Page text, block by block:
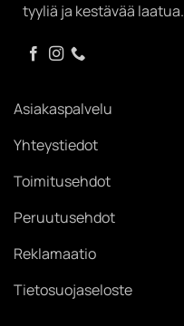
tyyliä ja kestävää laatua.
Asiakaspalvelu
Yhteystiedot
Toimitusehdot
Peruutusehdot
Reklamaatio
Tietosuojaseloste